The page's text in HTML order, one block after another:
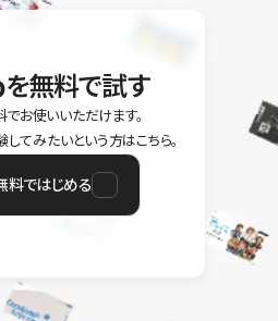
を無料で試す
お使いいただけます。
てみたいという方はこちら。
料ではじめる